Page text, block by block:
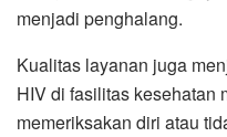
menjadi penghalang.
Kualitas layanan juga
HIV di fasilitas kesehatan
memeriksakan diri atau